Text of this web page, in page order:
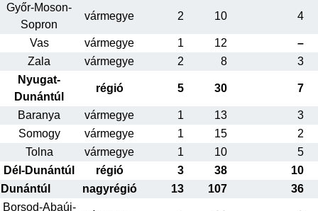
Győr-Moson-
Sopron
vármegye 2 10 4
Vas vármegye 1 12
–
Zala
vármegye 2 8
3
Nyugat-
Dunántúl
régió 5 30 7
Baranya vármegye 1 13
3
Somogy
vármegye 1 15
2
Tolna
vármegye 1 10
5
Dél-Dunántúl
régió 3 38
10
Dunántúl
nagyrégió 13 107
36
Borsod-Abaúj-